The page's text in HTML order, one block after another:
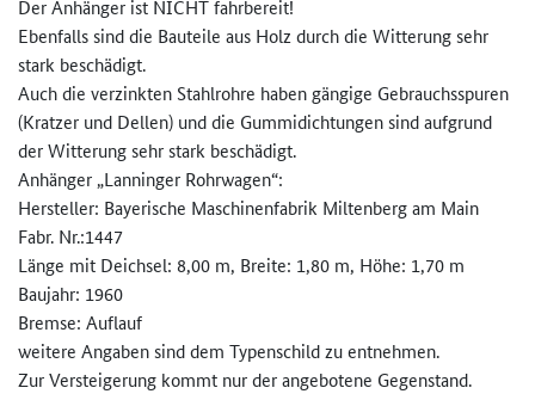
Der Anhänger ist NICHT fahrbereit!
Ebenfalls sind die Bauteile aus Holz durch die Witterung sehr
stark beschädigt.
Auch die verzinkten Stahlrohre haben gängige Gebrauchsspuren
(Kratzer und Dellen) und die Gummidichtungen sind aufgrund
der Witterung sehr stark beschädigt.
Anhänger „Lanninger Rohrwagen“:
Hersteller: Bayerische Maschinenfabrik Miltenberg am Main
Fabr. Nr.:1447
Länge mit Deichsel: 8,00 m, Breite: 1,80 m, Höhe: 1,70 m
Baujahr: 1960
Bremse: Auflauf
weitere Angaben sind dem Typenschild zu entnehmen.
Zur Versteigerung kommt nur der angebotene Gegenstand.